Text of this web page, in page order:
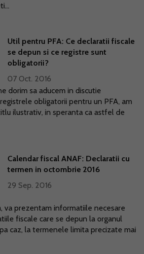
Util pentru PFA: Ce declaratii fiscale
se depun si ce registre sunt
obligatorii?
07 Oct. 2016
dorim sa aducem in discutie
obligatorii pentru un PFA, am
ilustrativ, in speranta ca astfel de
Calendar fiscal ANAF: Declaratii cu
termen in octombrie 2016
29 Sep. 2016
va prezentam informatiile necesare
fiscale care se depun la organul
caz, la termenele limita precizate mai